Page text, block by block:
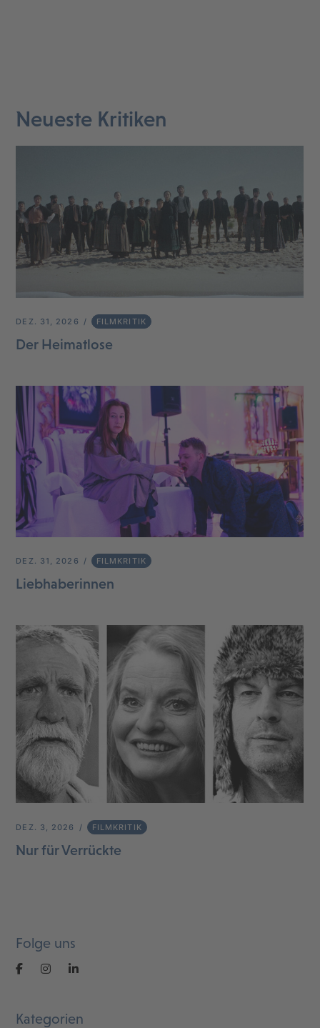
Neueste Kritiken
DEZ. 31, 2026 FILMKRITIK
Der Heimatlose
DEZ. 31, 2026 FILMKRITIK
Liebhaberinnen
DEZ. 3, 2026 FILMKRITIK
Nur für Verrückte
Folge uns
Kategorien